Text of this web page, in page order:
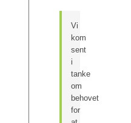
Vi
kom
sent
i
tanke
om
behovet
for